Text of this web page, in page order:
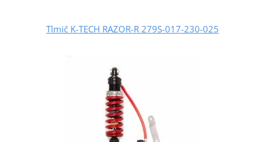
Tlmič K-TECH RAZOR-R 279S-017-230-025